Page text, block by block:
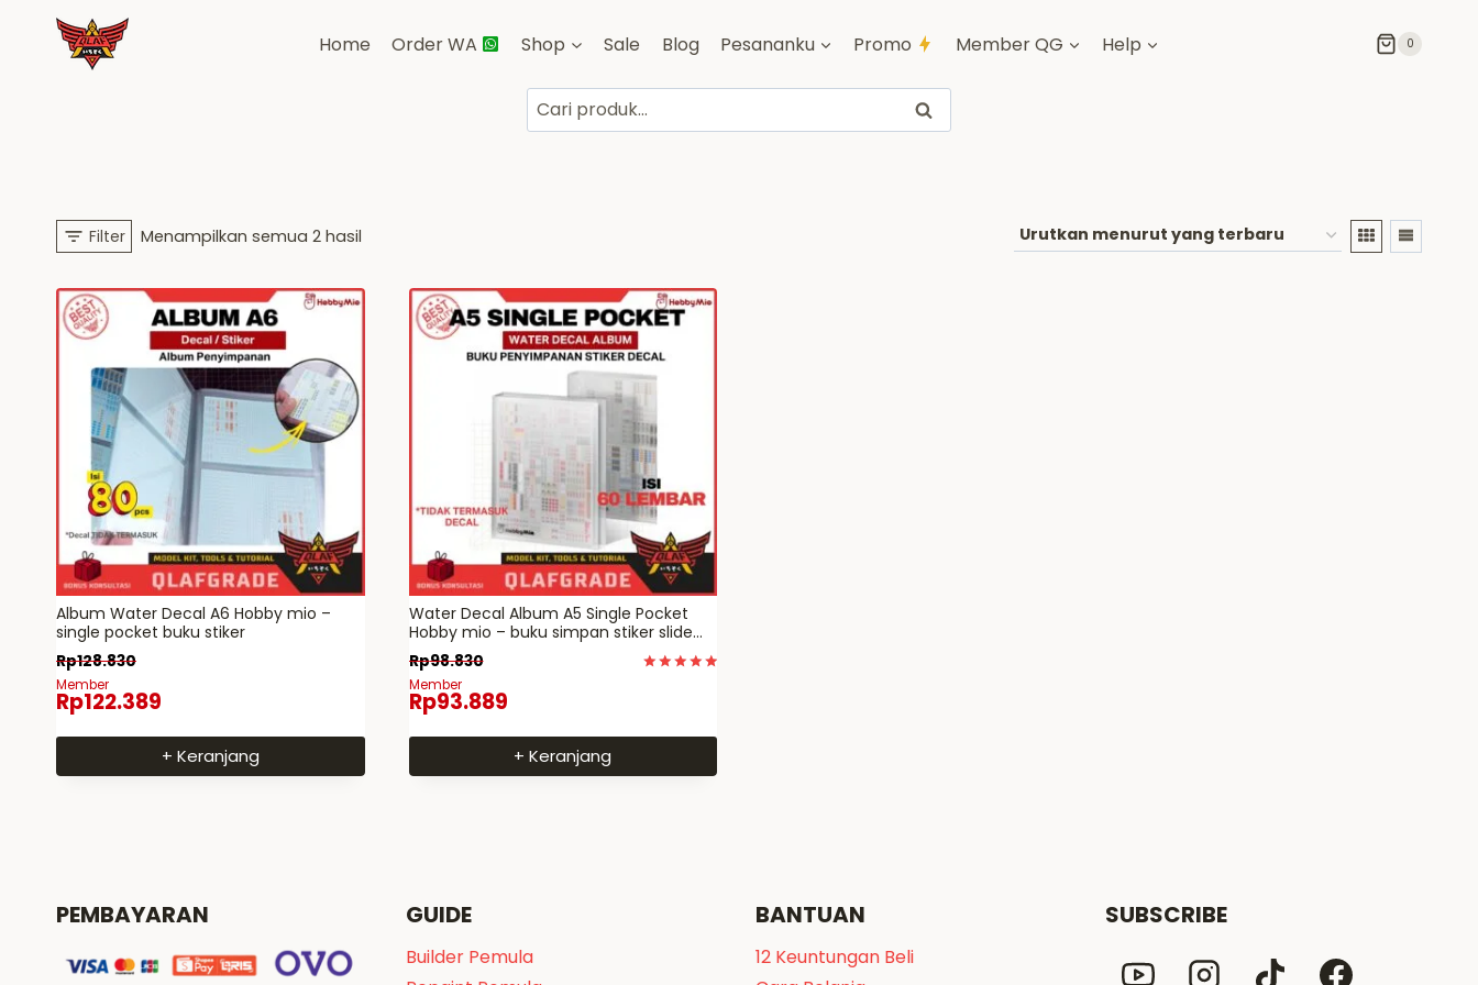
Home Order WA Shop Sale Blog Pesananku Promo Member QG Help 0
Pencarian
untuk:
Cari
Filter Menampilkan semua 2 hasil
terbaru
Album Water Decal A6 Hobby mio –
single pocket buku stiker
Rp128.830
Member
Rp122.389
+ Keranjang
Water Decal Album A5 Single Pocket
Hobby mio – buku simpan stiker slide
decal
Rp98.830
Member
Rp93.889
+ Keranjang
PEMBAYARAN GUIDE
Builder Pemula
BANTUAN
12 Keuntungan Beli
SUBSCRIBE